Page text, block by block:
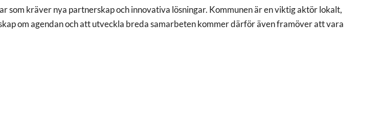
som kräver nya partnerskap och innovativa lösningar. Kommunen är en viktig aktör lokalt,
om agendan och att utveckla breda samarbeten kommer därför även framöver att vara